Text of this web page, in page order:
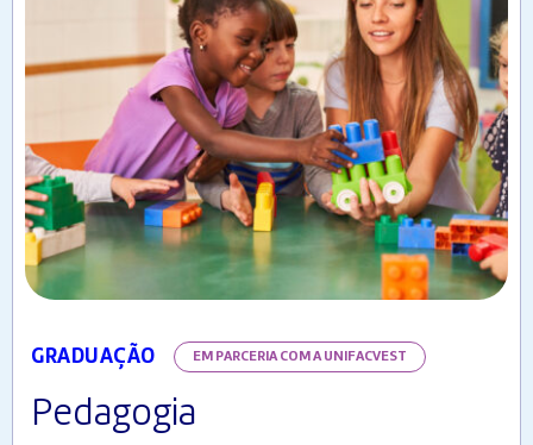
GRADUAÇÃO EM PARCERIA COM A UNIFACVEST
Pedagogia